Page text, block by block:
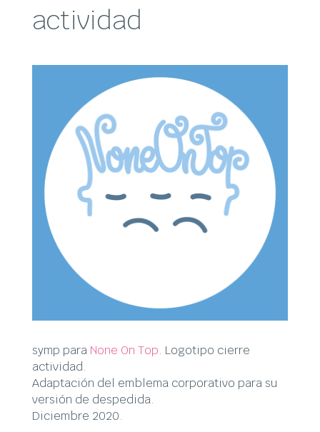
actividad
symp para None On Top. Logotipo cierre
actividad.
Adaptación del emblema corporativo para su
versión de despedida.
Diciembre 2020.